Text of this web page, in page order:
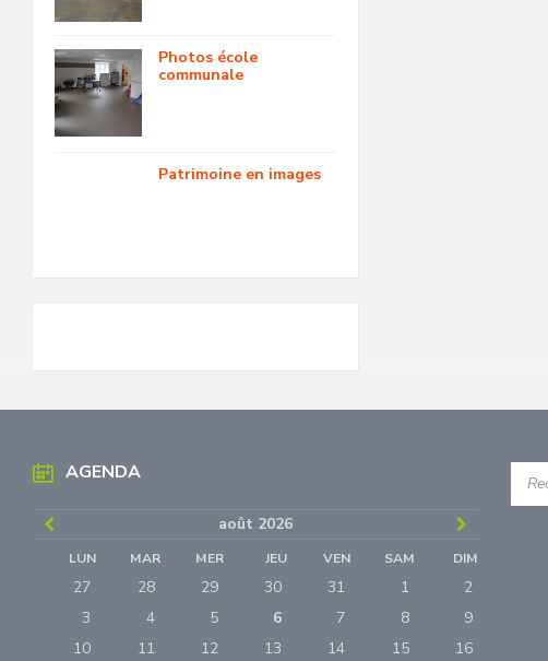
Photos école
communale
Patrimoine en images
AGENDA
août 2026
Month
Next
Month
LUN MAR MER JEU VEN SAM DIM
calendar
27 28 29 30 31 1
2
3
4 5 6 7 8
9
10
11 12 13 14 15
16